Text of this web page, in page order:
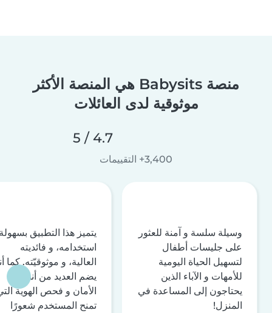
منصة Babysits هي المنصة الأكثر
موثوقية لدى العائلات
4.7 / 5
3,400+ التقييمات
وسيلة سلسة و آمنة للعثور
على جليسات أطفال
لتسهيل الحياة اليومية
للأمهات و الآباء الذين
يحتاجون إلى المساعدة في
المنزل!
يتميز هذا التطبيق
استخدامه، و فائديته
العالية، و موثوقيّته. كما
يضم العديد من أنظمة
الأمان و فحص الهوية
تمنح المستخدم شعورًا